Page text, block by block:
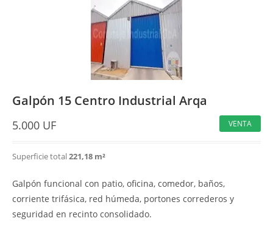
Galpón 15 Centro Industrial Arqa
5.000 UF VENTA
Superficie total221,18 m²
Galpón funcional con patio, oficina, comedor, baños,
corriente trifásica, red húmeda, portones correderos y
seguridad en recinto consolidado.